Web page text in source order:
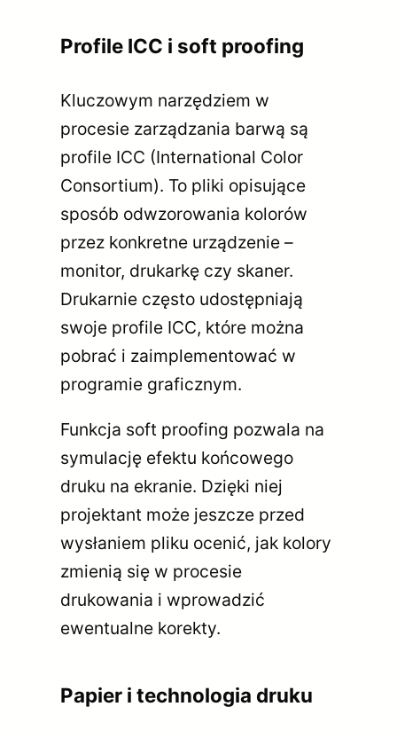
Profile ICC i soft proofing
Kluczowym narzędziem w
procesie zarządzania barwą są
profile ICC (International Color
Consortium). To pliki opisujące
sposób odwzorowania kolorów
przez konkretne urządzenie –
monitor, drukarkę czy skaner.
Drukarnie często udostępniają
swoje profile ICC, które można
pobrać i zaimplementować w
programie graficznym.
Funkcja soft proofing pozwala na
symulację efektu końcowego
druku na ekranie. Dzięki niej
projektant może jeszcze przed
wysłaniem pliku ocenić, jak kolory
zmienią się w procesie
drukowania i wprowadzić
ewentualne korekty.
Papier i technologia druku